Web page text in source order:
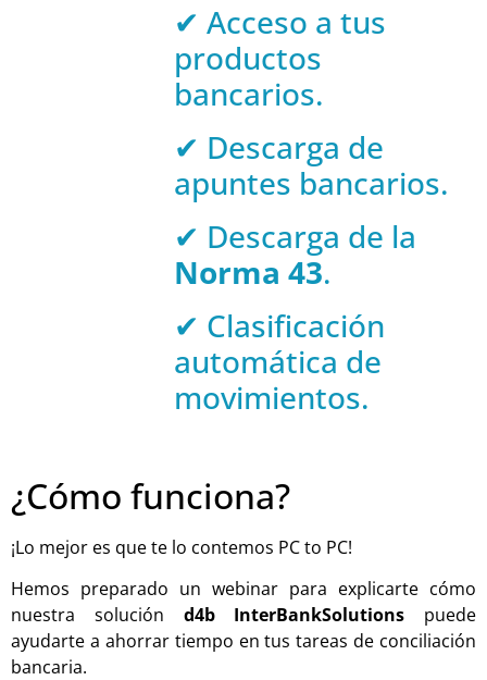
✔ Acceso a tus
productos
bancarios.
✔ Descarga de
apuntes bancarios.
✔ Descarga de la
Norma 43.
✔ Clasificación
automática de
movimientos.
¿Cómo funciona?
¡Lo mejor es que te lo contemos PCto PC!
Hemos preparado un webinar para explicarte cómo
nuestra solución d4b InterBankSolutions
puede
ayudarte a ahorrar tiempo en tus tareas de conciliación
bancaria.